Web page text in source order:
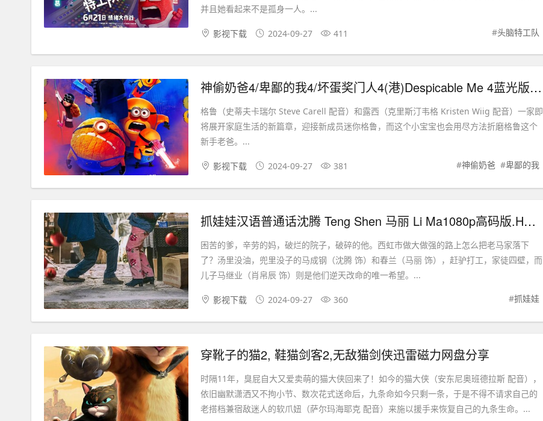
并且她看起来不是孤身一人。...
影视下载 2024-09-27 411 #头脑特工队
神偷奶爸4/卑鄙的我4/坏蛋奖门人4(港)Despicable Me 4蓝光版.1080p.国英台三语.BD中英双字.mp4
格鲁（史蒂夫卡瑞尔 Steve Carell 配音）和露西（克里斯汀韦格 Kristen Wiig 配音）一家即
将展开家庭生活的新篇章，迎接新成员迷你格鲁，而这个小宝宝也会用尽方法折磨格鲁这个
新手老爸。...
影视下载 2024-09-27 381 #神偷奶爸 #卑鄙的我
抓娃娃汉语普通话沈腾 Teng Shen 马丽 Li Ma1080p高码版.HD国语中字无水印.mkv
困苦的爹，辛劳的妈，破烂的院子，破碎的他。西虹市做大做强的路上怎么把老马家落下
了？汤里没油，兜里没子的马成钢（沈腾 饰）和春兰（马丽 饰），赶驴打工，家徒四壁，而
儿子马继业（肖帛辰 饰）则是他们逆天改命的唯一希望。...
影视下载 2024-09-27 360 #抓娃娃
穿靴子的猫2, 鞋猫剑客2,无敌猫剑侠迅雷磁力网盘分享
时隔11年，臭屁自大又爱卖萌的猫大侠回来了！如今的猫大侠（安东尼奥班德拉斯 配音），
依旧幽默潇洒又不拘小节、数次花式送命后，九条命如今只剩一条，于是不得不请求自己的
老搭档兼宿敌迷人的软爪妞（萨尔玛海耶克 配音）来施以援手来恢复自己的九条生命。...